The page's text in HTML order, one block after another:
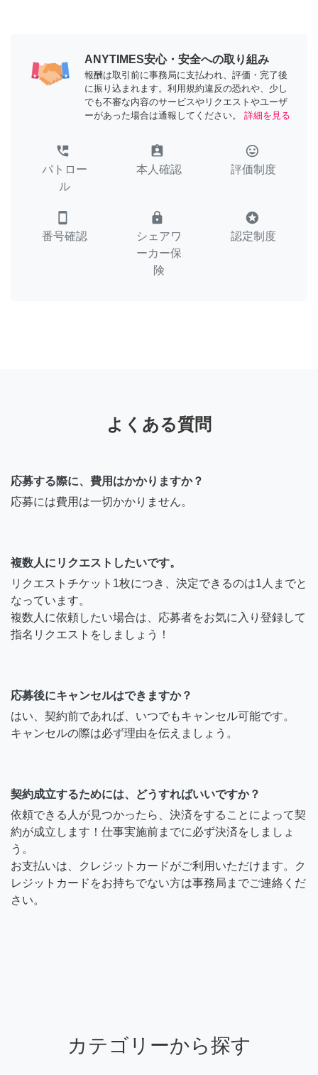
ANYTIMES安心・安全への取り組み
報酬は取引前に事務局に支払われ、評価・完了後
に振り込まれます。利用規約違反の恐れや、少し
でも不審な内容のサービスやリクエストやユーザ
ーがあった場合は通報してください。
詳細を見る
perm_phone_msg
パトロー
ル
assignment_ind
本人確認
tag_faces
評価制度
smartphone
番号確認
lock
シェアワ
ーカー保
険
stars
認定制度
よくある質問
応募する際に、費用はかかりますか？
応募には費用は一切かかりません。
複数人にリクエストしたいです。
リクエストチケット1枚につき、決定できるのは1人までと
なっています。
複数人に依頼したい場合は、応募者をお気に入り登録して
指名リクエストをしましょう！
応募後にキャンセルはできますか？
はい、契約前であれば、いつでもキャンセル可能です。
キャンセルの際は必ず理由を伝えましょう。
契約成立するためには、どうすればいいですか？
依頼できる人が見つかったら、決済をすることによって契
約が成立します！仕事実施前までに必ず決済をしましょ
う。
お支払いは、クレジットカードがご利用いただけます。ク
レジットカードをお持ちでない方は事務局までご連絡くだ
さい。
カテゴリーから探す